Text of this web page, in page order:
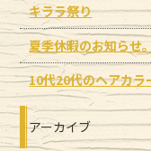
キララ祭り
夏季休暇のお知らせ。
10代20代のヘアカラ
アーカイブ